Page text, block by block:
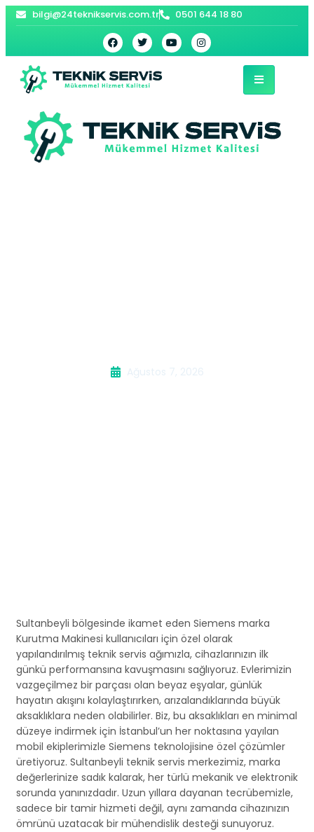
bilgi@24teknikservis.com.tr 0501 644 18 80
Ağustos 7, 2026
Sultanbeyli bölgesinde ikamet eden Siemens marka
Kurutma Makinesi kullanıcıları için özel olarak
yapılandırılmış teknik servis ağımızla, cihazlarınızın ilk
günkü performansına kavuşmasını sağlıyoruz. Evlerimizin
vazgeçilmez bir parçası olan beyaz eşyalar, günlük
hayatın akışını kolaylaştırırken, arızalandıklarında büyük
aksaklıklara neden olabilirler. Biz, bu aksaklıkları en minimal
düzeye indirmek için İstanbul’un her noktasına yayılan
mobil ekiplerimizle Siemens teknolojisine özel çözümler
üretiyoruz. Sultanbeyli teknik servis merkezimiz, marka
değerlerinize sadık kalarak, her türlü mekanik ve elektronik
sorunda yanınızdadır. Uzun yıllara dayanan tecrübemizle,
sadece bir tamir hizmeti değil, aynı zamanda cihazınızın
ömrünü uzatacak bir mühendislik desteği sunuyoruz.